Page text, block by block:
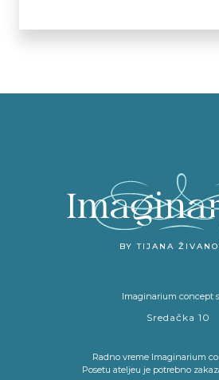
BY TIJANA
Imaginarium concept
Sredačka 10
Radno vreme Imaginarium
Posetu ateljeu je potrebno